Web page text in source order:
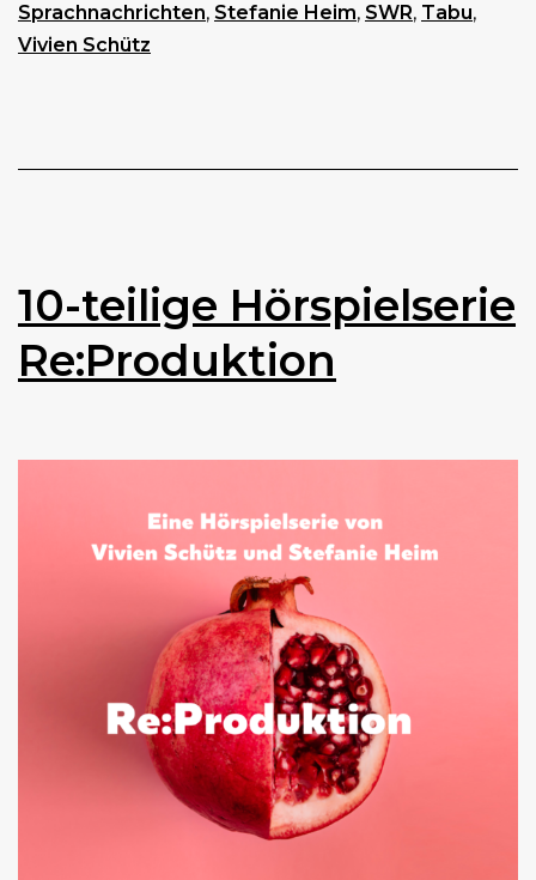
Sprachnachrichten, Stefanie Heim, SWR, Tabu,
Vivien Schütz
10-teilige Hörspielserie
Re:Produktion